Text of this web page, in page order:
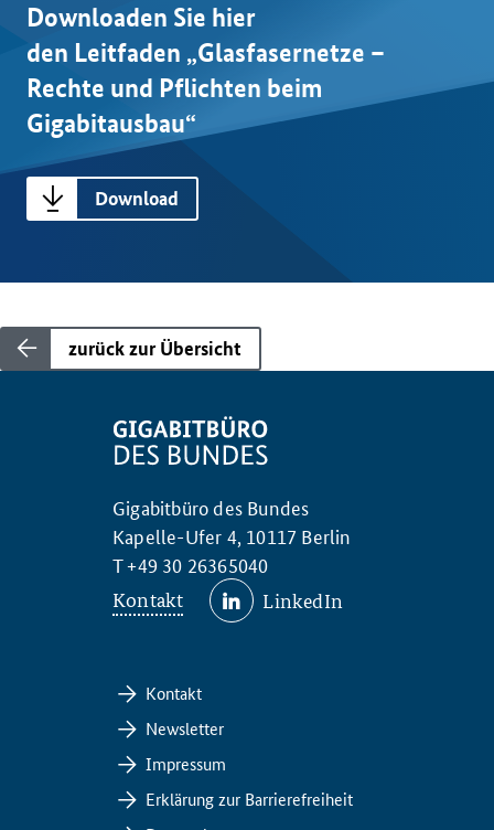
Downloaden Sie hier
den Leitfaden „Glasfasernetze –
Rechte und Pflichten beim
Gigabitausbau“
Download
zurück zur Übersicht
Gigabitbüro des Bundes
Kapelle-Ufer 4, 10117 Berlin
T +49 30 26365040
Kontakt LinkedIn
Kontakt
Newsletter
Impressum
Erklärung zur Barrierefreiheit